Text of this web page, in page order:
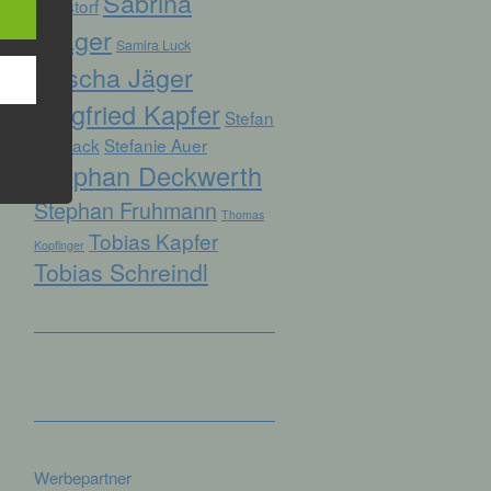
Ruhstorf
Prager Samira Luck
Sascha Jäger
Siegfried Kapfer Stefan
Biersack Stefanie Auer
Stephan Deckwerth
Stephan Fruhmann Thomas
Kopfinger Tobias Kapfer
Tobias Schreindl
Werbepartner